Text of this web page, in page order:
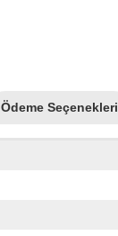
Ödeme Seçenekleri